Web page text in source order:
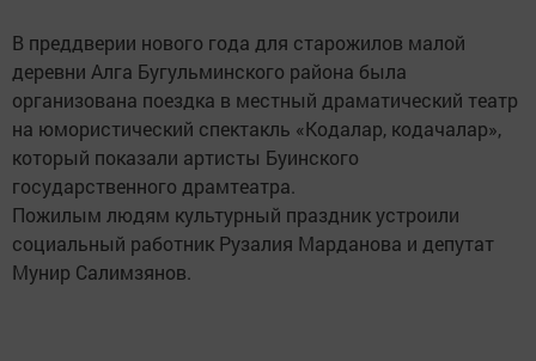
В преддверии нового года для старожилов малой
деревни Алга Бугульминского района была
организована поездка в местный драматический театр
на юмористический спектакль «Кодалар, кодачалар»,
который показали артисты Буинского
государственного драмтеатра.
Пожилым людям культурный праздник устроили
социальный работник Рузалия Марданова и депутат
Мунир Салимзянов.